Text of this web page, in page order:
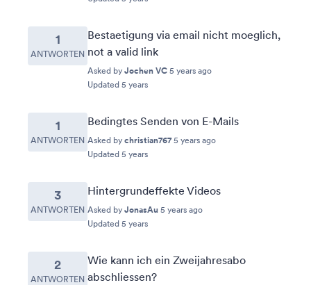
1
ANTWORTEN
Bestaetigung via email nicht moeglich,
not a valid link
Asked by Jochen VC 5 years ago
Updated 5 years
1
ANTWORTEN
Bedingtes Senden von E-Mails
Asked by christian7675 years ago
Updated 5 years
3
ANTWORTEN
Hintergrundeffekte Videos
Asked by JonasAu 5 years ago
Updated 5 years
2
ANTWORTEN
Wie kann ich ein Zweijahresabo
abschliessen?